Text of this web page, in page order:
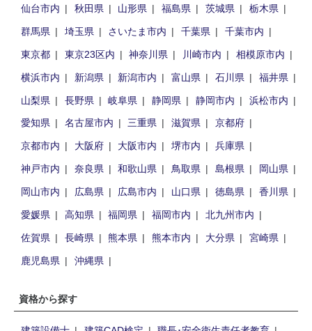
仙台市内
秋田県 山形県 福島県 茨城県
栃木県
群馬県
埼玉県 さいたま市内 千葉県
千葉市内
東京都
東京23区内 神奈川県 川崎市内
相模原市内
横浜市内
新潟県 新潟市内 富山県 石川県
福井県
山梨県
長野県 岐阜県 静岡県 静岡市内
浜松市内
愛知県
名古屋市内 三重県 滋賀県
京都府
京都市内
大阪府 大阪市内 堺市内
兵庫県
神戸市内
奈良県 和歌山県 鳥取県 島根県
岡山県
岡山市内
広島県 広島市内 山口県 徳島県
香川県
愛媛県
高知県 福岡県 福岡市内
北九州市内
佐賀県
長崎県 熊本県 熊本市内 大分県
宮崎県
鹿児島県
沖縄県
資格から探す